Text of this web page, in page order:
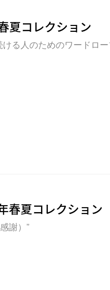
夏コレクション
る人のためのワードロー
春夏コレクション
謝）”